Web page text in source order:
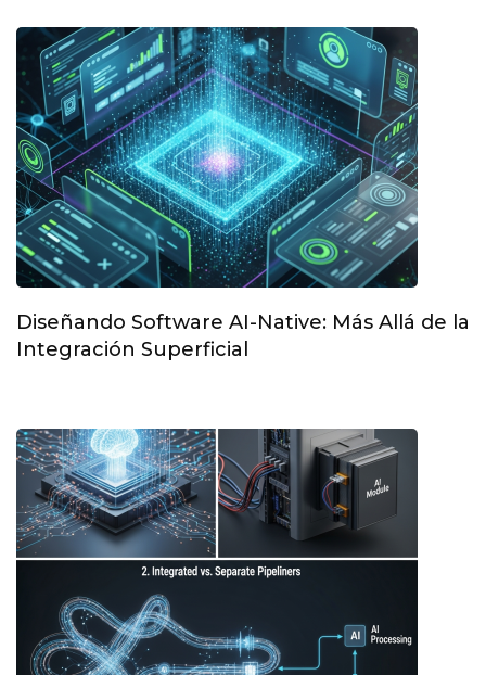
Diseñando Software AI-Native: Más Allá de la
Integración Superficial